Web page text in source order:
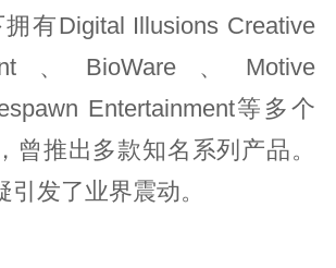
有Digital Illusions Creative
、BioWare、Motive
Entertainment等多个
曾推出多款知名系列产品。
发了业界震动。